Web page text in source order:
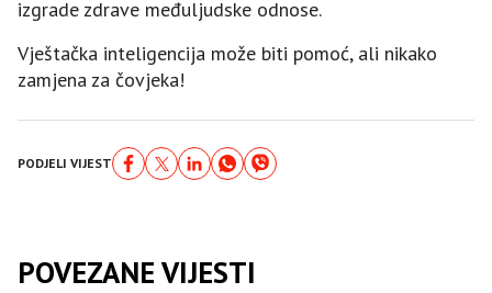
izgrade zdrave međuljudske odnose.
Vještačka inteligencija može biti pomoć, ali nikako
zamjena za čovjeka!
PODJELI VIJEST
POVEZANE VIJESTI